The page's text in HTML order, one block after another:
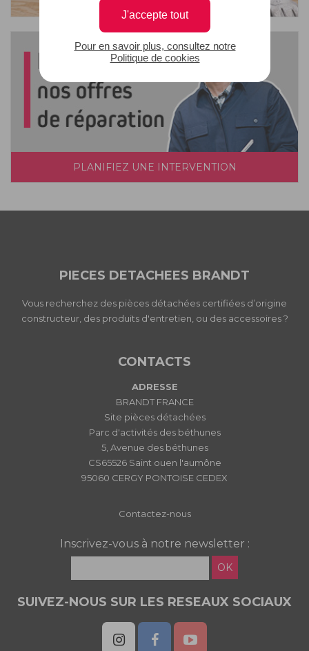
J'accepte tout
Pour en savoir plus, consultez notre
Politique de cookies
PLANIFIEZ UNE INTERVENTION
PIECES DETACHEES BRANDT
Vous recherchez des pièces détachées certifiées d’origine
constructeur, des produits d'entretien, ou des accessoires ?
CONTACTS
ADRESSE
BRANDT FRANCE
Site pièces détachées
Parc d'activités des béthunes
5, Avenue des béthunes
CS65526 Saint ouen l'aumône
95060 CERGY PONTOISE CEDEX
Contactez-nous
Inscrivez-vous à notre newsletter :
OK
SUIVEZ-NOUS SUR LES RESEAUX SOCIAUX